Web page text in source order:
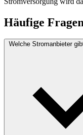
Häufige
Welche Stromanbieter